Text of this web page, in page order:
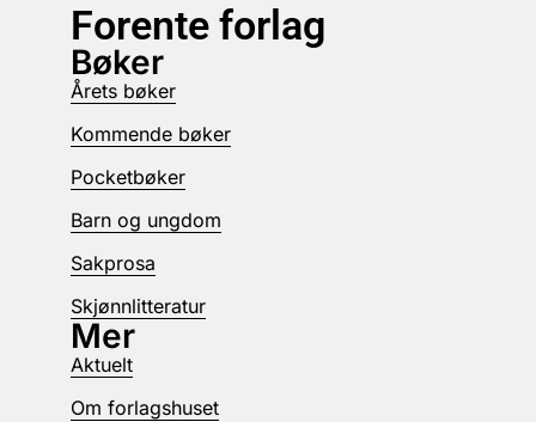
Forente forlag
Bøker
Årets bøker
Kommende bøker
Pocketbøker
Barn og ungdom
Sakprosa
Skjønnlitteratur
Mer
Aktuelt
Om forlagshuset